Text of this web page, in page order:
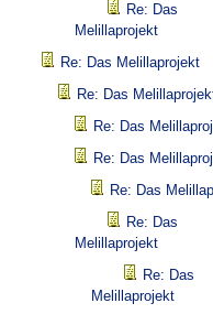
Re: Das
Melillaprojekt
Re: Das Melillaprojekt
Re: Das
Re: Das
Re: Das
Re: Das
Re: Das
Melillaprojekt
Re: Das
Melillaprojekt